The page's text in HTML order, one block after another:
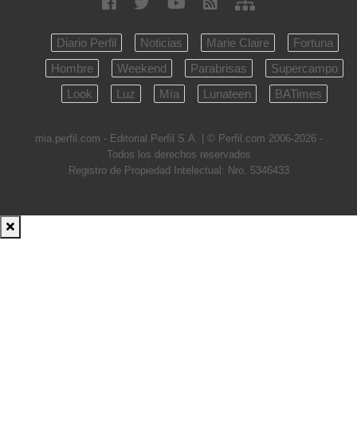
Diario Perfil Noticias Marie Claire
Fortuna
Hombre
Weekend Parabrisas
Supercampo
Look
Luz Mía Lunateen BATimes
mia.perfil.com - Editorial Perfil S.A. | © Perfil.com 2006-2026 -
Todos los derechos reservados
Registro de Propiedad Intelectual: Nro. 5346433